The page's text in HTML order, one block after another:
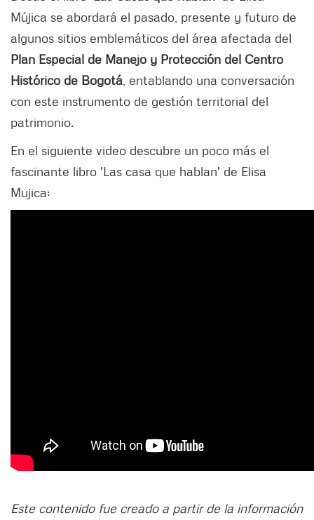
Mújica se abordará el pasado, presente y futuro de
algunos sitios emblemáticos del área afectada del
Plan Especial de Manejo y Protección del Centro
Histórico de Bogotá , entablando una conversación
con este instrumento de gestión territorial del
patrimonio.
En el siguiente video descubre un poco más el
fascinante libro 'Las casa que hablan' de Elisa
Mujica:
Este contenido fue creado a partir de la información